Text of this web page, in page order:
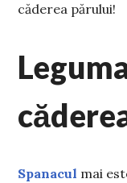
căderea părului!
Spanacul mai